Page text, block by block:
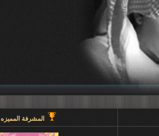
المشرفة المميزه